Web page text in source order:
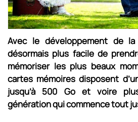
Avec le développement de
désormais plus facile de
mémoriser les plus beaux
cartes mémoires disposent
jusqu’à 500 Go et voire
génération qui commence tout